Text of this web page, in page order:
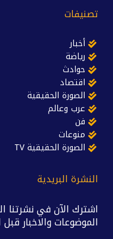
تصنيفات
أخبار
رياضة
حوادث
اقتصاد
الصورة الحقيقية
عرب وعالم
فن
منوعات
الصورة الحقيقية TV
النشرة البريدية
اشترك الآن في نشرتنا
الموضوعات والاخبار